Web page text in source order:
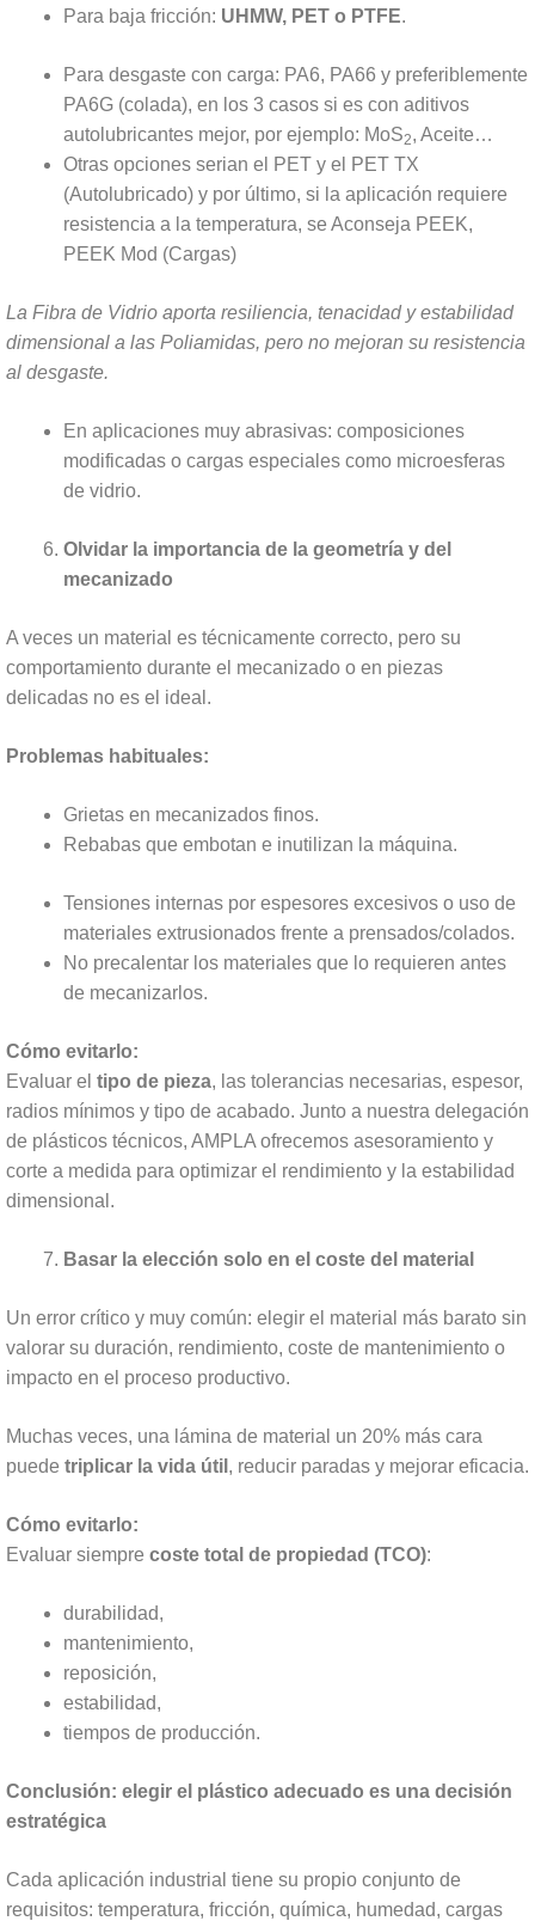
Para baja fricción: UHMW, PET o PTFE.
Para desgaste con carga: PA6, PA66 y preferiblemente
PA6G (colada), en los 3 casos si es con aditivos
autolubricantes mejor, por ejemplo: MoS2, Aceite…
Otras opciones serian el PET y el PET TX
(Autolubricado) y por último, si la aplicación requiere
resistencia a la temperatura, se Aconseja PEEK,
PEEK Mod (Cargas)
La Fibra de Vidrio aporta resiliencia, tenacidad y estabilidad
dimensional a las Poliamidas, pero no mejoran su resistencia
al desgaste.
En aplicaciones muy abrasivas: composiciones
modificadas o cargas especiales como microesferas
de vidrio.
Olvidar la importancia de la geometría y del
mecanizado
A veces un material es técnicamente correcto, pero su
comportamiento durante el mecanizado o en piezas
delicadas no es el ideal.
Problemas habituales:
Grietas en mecanizados finos.
Rebabas que embotan e inutilizan la máquina.
Tensiones internas por espesores excesivos o uso de
materiales extrusionados frente a prensados/colados.
No precalentar los materiales que lo requieren antes
de mecanizarlos.
Cómo evitarlo:
Evaluar el tipo de pieza, las tolerancias necesarias, espesor,
radios mínimos y tipo de acabado. Junto a nuestra delegación
de plásticos técnicos, AMPLA ofrecemos asesoramiento y
corte a medida para optimizar el rendimiento y la estabilidad
dimensional.
Basar la elección solo en el coste del material
Un error crítico y muy común: elegir el material más barato sin
valorar su duración, rendimiento, coste de mantenimiento o
impacto en el proceso productivo.
Muchas veces, una lámina de material un 20% más cara
puede triplicar la vida útil , reducir paradas y mejorar eficacia.
Cómo evitarlo:
Evaluar siempre coste total de propiedad (TCO):
durabilidad,
mantenimiento,
reposición,
estabilidad,
tiempos de producción.
Conclusión: elegir el plástico adecuado es una decisión
estratégica
Cada aplicación industrial tiene su propio conjunto de
requisitos: temperatura, fricción, química, humedad, cargas